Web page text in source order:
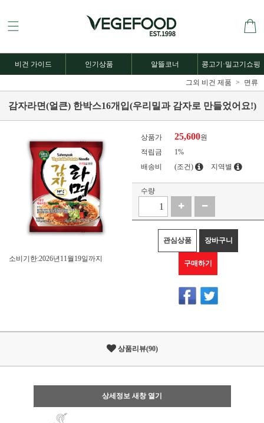
비건 가이드 인기상품 알뜰코너 콩고기·밀고기쇼핑
그외 비건 제품 면류
감자라면(얼큰) 한박스16개입(우리밀과 감자로 만들었어요!)
소비기한:2026년11월19일까지
상품가 25,600원
적립금
1%
배송비
(조건) 지역별
수량
관심상품 장바구니
구매하기
상품리뷰(90)
상세정보 새창 열기